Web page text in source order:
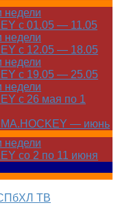
недели
с 01.05 — 11.05
недели
с 12.05 — 18.05
недели
с 19.05 — 25.05
недели
с 26 мая по 1
— июнь
недели
со 2 по 11 июня
ТВ